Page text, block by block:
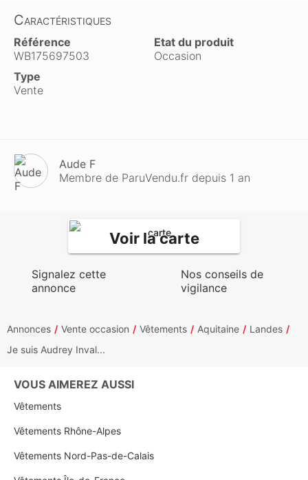
Caractéristiques
Référence
WB175697503
Etat du produit
Occasion
Type
Vente
Aude F
Membre de ParuVendu.fr depuis 1 an
Voir la carte
Signalez cette
annonce
Nos conseils de
vigilance
Annonces Vente occasion Vêtements Aquitaine
Landes
Je suis Audrey Inval...
VOUS AIMEREZ AUSSI
Vêtements
Vêtements Rhône-Alpes
Vêtements Nord-Pas-de-Calais